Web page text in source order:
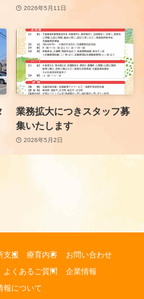
2026年5月11日
業務拡大につきスタッフ募
集いたします
2026年5月2日
支援 療育内容
お問い合わせ
よくあるご質問
企業情報
報について